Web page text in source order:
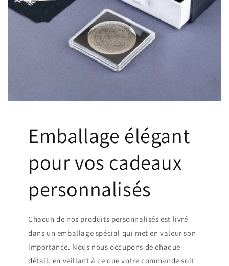
Emballage élégant
pour vos cadeaux
personnalisés
Chacun de nos produits personnalisés est livré
dans un emballage spécial qui met en valeur son
importance. Nous nous occupons de chaque
détail, en veillant à ce que votre commande soit